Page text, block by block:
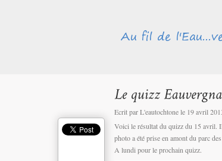
Ecrit par L'eautochtone le 19 avril
Voici le résultat du quizz du 15 avril. Il
photo a été prise en amont du parc
A lundi pour le prochain quizz.